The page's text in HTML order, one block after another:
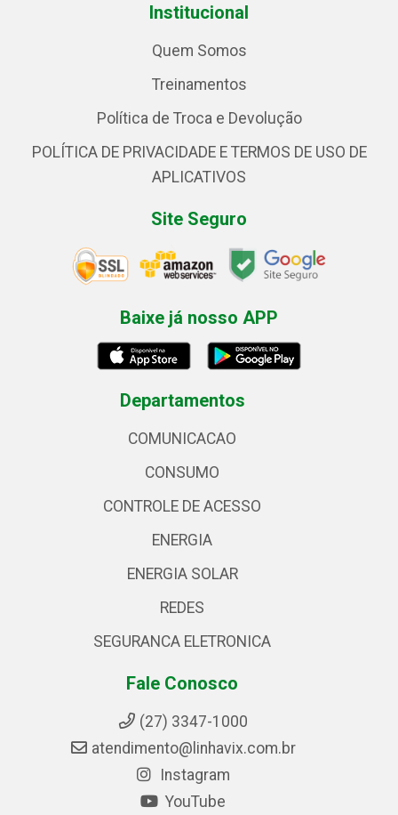
Institucional
Quem Somos
Treinamentos
Política de Troca e Devolução
POLÍTICA DE PRIVACIDADE E TERMOS DE USO DE
APLICATIVOS
Site Seguro
Baixe já nosso APP
Departamentos
COMUNICACAO
CONSUMO
CONTROLE DE ACESSO
ENERGIA
ENERGIA SOLAR
REDES
SEGURANCA ELETRONICA
Fale Conosco
(27) 3347-1000
atendimento@linhavix.com.br
Instagram
YouTube